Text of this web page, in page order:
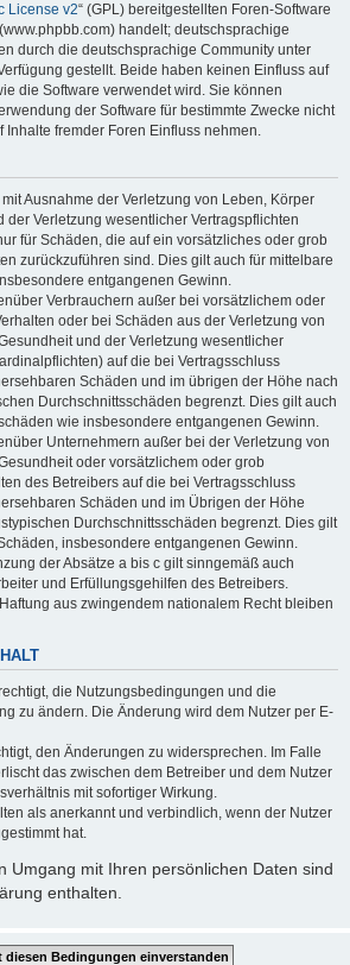
License v2“ (GPL) bereitgestellten Foren-Software
handelt; deutschsprachige
durch die deutschsprachige Community unter
gestellt. Beide haben keinen Einfluss auf
die Software verwendet wird. Sie können
der Software für bestimmte Zwecke nicht
Inhalte fremder Foren Einfluss nehmen.
Ausnahme der Verletzung von Leben, Körper
der Verletzung wesentlicher Vertragspflichten
für Schäden, die auf ein vorsätzliches oder grob
zurückzuführen sind. Dies gilt auch für mittelbare
entgangenen Gewinn.
Verbrauchern außer bei vorsätzlichem oder
oder bei Schäden aus der Verletzung von
und der Verletzung wesentlicher
auf die bei Vertragsschluss
Schäden und im übrigen der Höhe nach
Durchschnittsschäden begrenzt. Dies gilt auch
wie insbesondere entgangenen Gewinn.
Unternehmern außer bei der Verletzung von
oder vorsätzlichem oder grob
des Betreibers auf die bei Vertragsschluss
Schäden und im Übrigen der Höhe
Durchschnittsschäden begrenzt. Dies gilt
insbesondere entgangenen Gewinn.
der Absätze a bis c gilt sinngemäß auch
und Erfüllungsgehilfen des Betreibers.
aus zwingendem nationalem Recht bleiben
die Nutzungsbedingungen und die
zu ändern. Die Änderung wird dem Nutzer per E-
den Änderungen zu widersprechen. Im Falle
das zwischen dem Betreiber und dem Nutzer
mit sofortiger Wirkung.
als anerkannt und verbindlich, wenn der Nutzer
hat.
Umgang mit Ihren persönlichen Daten sind
enthalten.